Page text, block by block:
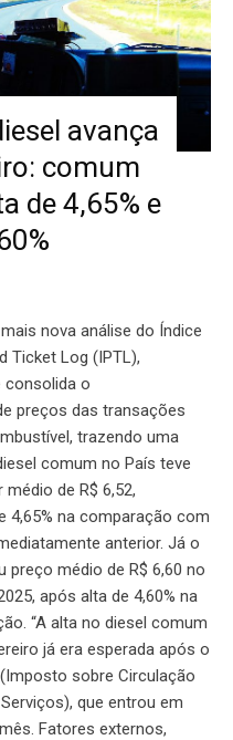
avança
comum
de 4,65% e
nova análise do Índice
Ticket Log (IPTL),
consolida o
preços das transações
trazendo uma
comum no País teve
de R$ 6,52,
4,65% na comparação com
anterior. Já o
preço médio de R$ 6,60 no
após alta de 4,60% na
“A alta no diesel comum
já era esperada após o
sobre Circulação
que entrou em
Fatores externos,